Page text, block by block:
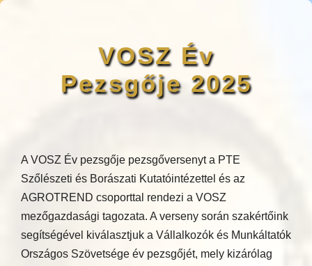
VOSZ Év
Pezsgője 2025
A VOSZ Év pezsgője pezsgőversenyt a PTE
Szőlészeti és Borászati Kutatóintézettel és az
AGROTREND csoporttal rendezi a VOSZ
mezőgazdasági tagozata. A verseny során szakértőink
segítségével kiválasztjuk a Vállalkozók és Munkáltatók
Országos Szövetsége év pezsgőjét, mely kizárólag